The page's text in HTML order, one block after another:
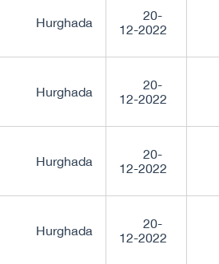
Hurghada
20-
12-2022
Hurghada
20-
12-2022
Hurghada
20-
12-2022
Hurghada
20-
12-2022